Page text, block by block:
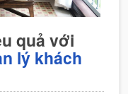
quả với
lý khách